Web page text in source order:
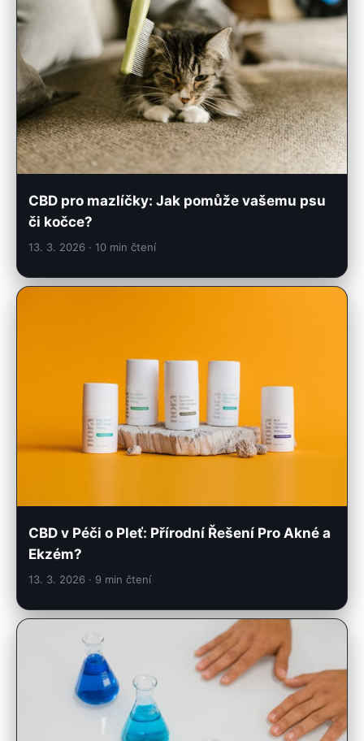
CBD pro mazlíčky: Jak pomůže vašemu psu
či kočce?
13. 3. 2026 · 10 min čtení
CBD v Péči o Pleť: Přírodní Řešení Pro Akné a
Ekzém?
13. 3. 2026 · 9 min čtení